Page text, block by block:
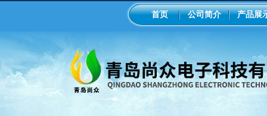
首页 公司简介 产品展